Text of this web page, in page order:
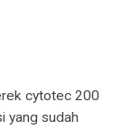
cytotec 200
yang sudah